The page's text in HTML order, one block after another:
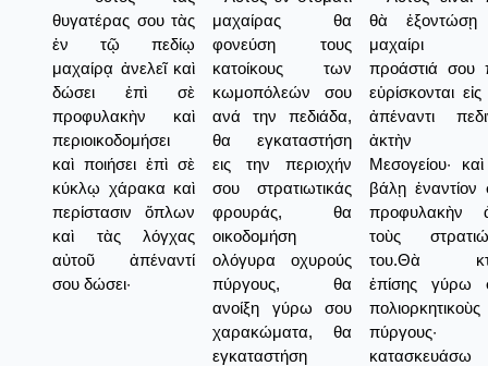
θυγατέρας σου τὰς
ἐν τῷ πεδίῳ
μαχαίρᾳ ἀνελεῖ καὶ
δώσει ἐπὶ σὲ
προφυλακὴν καὶ
περιοικοδομήσει
καὶ ποιήσει ἐπὶ σὲ
κύκλῳ χάρακα καὶ
περίστασιν ὅπλων
καὶ τὰς λόγχας
αὐτοῦ ἀπέναντί
σου δώσει·
μαχαίρας θα
φονεύση τους
κατοίκους των
κωμοπόλεών σου
ανά την πεδιάδα,
θα εγκαταστήση
εις την περιοχήν
σου στρατιωτικάς
φρουράς, θα
οικοδομήση
ολόγυρα οχυρούς
πύργους, θα
ανοίξη γύρω σου
χαρακώματα, θα
εγκαταστήση
θὰ
μαχαίρι
προάστιά σου
εὑρίσκονται
ἀπέναντι
ἀκτὴν
Μεσογείου·
βάλῃ ἐναντίον
προφυλακὴν
τοὺς
του.Θὰ
ἐπίσης γύρω
πολιορκητικοὺς
πύργους·